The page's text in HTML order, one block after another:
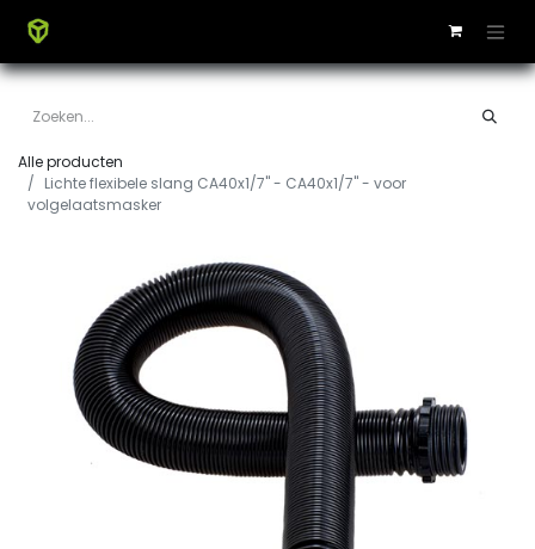
Alle producten
Lichte flexibele slang CA40x1/7" - CA40x1/7" - voor
volgelaatsmasker